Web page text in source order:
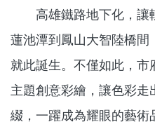
高雄鐵路地下化，讓
蓮池潭到鳳山大智陸橋
就此誕生。不僅如此，
主題創意彩繪，讓色彩
綴，一躍成為耀眼的藝